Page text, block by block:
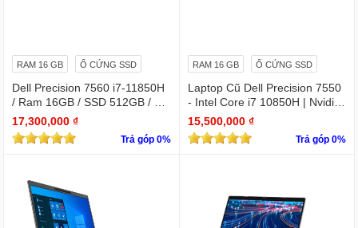
RAM 16 GB Ổ CỨNG SSD
Dell Precision 7560 i7-11850H
/ Ram 16GB / SSD 512GB / Mà
n 15.6″ IPS FullHD 1920×1080
/ VGA Quadro T1200 4GB GD
DR6
17,300,000 ₫
Trả góp 0%
RAM 16 GB Ổ CỨNG SSD
Laptop Cũ Dell Precision 7550
- Intel Core i7 10850H | Nvidia
Quadro T2000
15,500,000 ₫
Trả góp 0%